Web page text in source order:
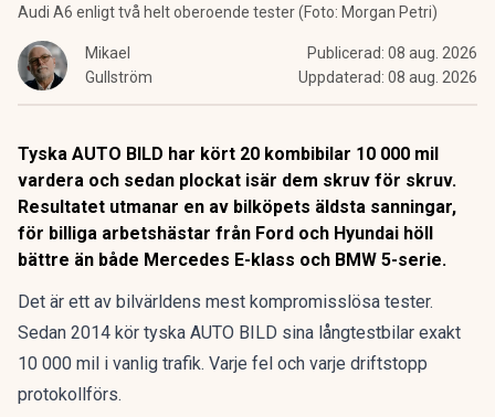
Audi A6 enligt två helt oberoende tester (Foto: Morgan Petri)
Mikael
Gullström
Publicerad: 08 aug. 2026
Uppdaterad: 08 aug. 2026
Tyska AUTO BILD har kört 20 kombibilar 10 000 mil
vardera och sedan plockat isär dem skruv för skruv.
Resultatet utmanar en av bilköpets äldsta sanningar,
för billiga arbetshästar från Ford och Hyundai höll
bättre än både Mercedes E-klass och BMW 5-serie.
Det är ett av bilvärldens mest kompromisslösa tester.
Sedan 2014 kör tyska AUTO BILD sina långtestbilar exakt
10 000 mil i vanlig trafik. Varje fel och varje driftstopp
protokollförs.